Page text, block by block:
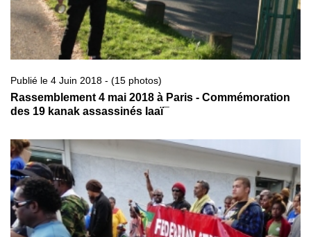
Publié le 4 Juin 2018 - (15 photos)
Rassemblement 4 mai 2018 à Paris - Commémoration
des 19 kanak assassinés Iaaï¯